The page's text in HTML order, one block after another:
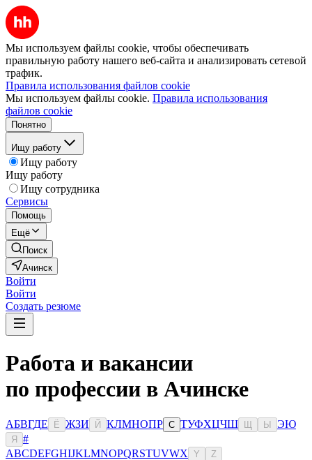
Мы используем файлы cookie, чтобы обеспечивать
правильную работу нашего веб-сайта и анализировать сетевой
трафик.
Правила использования файлов cookie
Мы используем файлы cookie. Правила использования
файлов cookie
Понятно
Ищу работу
Ищу работу
Ищу работу
Ищу сотрудника
Сервисы
Помощь
Ещё
Поиск
Ачинск
Войти
Войти
Создать резюме
Работа и вакансии
по профессии в Ачинске
АБВГДЕ Ё ЖЗИ Й КЛМНОПР С ТУФХЦЧШ Ы ЭЮ
Я
#
ABCDEFGHIJKLMNOPQRSTUVWX Y Z